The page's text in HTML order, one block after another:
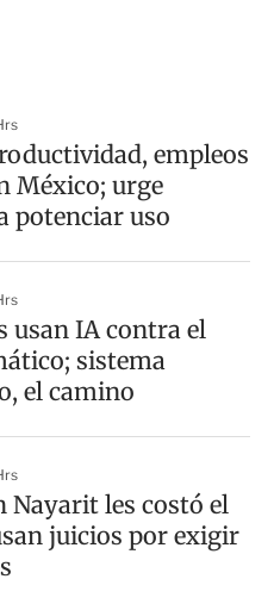
empleos
México; urge
potenciar uso
usan IA contra el
sistema
el camino
Nayarit les costó el
juicios por exigir